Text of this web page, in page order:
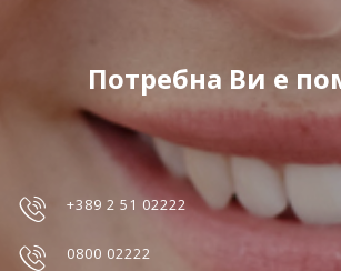
Потребна Ви е
+389 2 51 02222
0800 02222